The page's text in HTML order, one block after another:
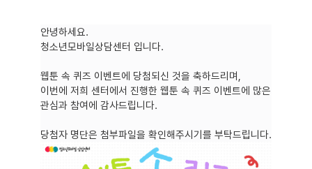
안녕하세요.
청소년모바일상담센터 입니다.
웹툰 속 퀴즈 이벤트에 당첨되신 것을 축하드리며,
이번에 저희 센터에서 진행한 웹툰 속 퀴즈 이벤트에 많은
관심과 참여에 감사드립니다.
당첨자 명단은 첨부파일을 확인해주시기를 부탁드립니다.